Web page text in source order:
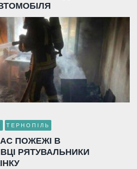
ТЕРНОПІЛЬ
ПОЖЕЖІ В
РЯТУВАЛЬНИКИ